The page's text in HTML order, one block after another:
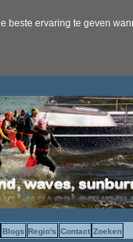
beste ervaring te geven
Blogs Regio's Contact Zoeken